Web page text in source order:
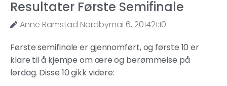
Resultater Første Semifinale
Anne Ramstad Nordbymai 6, 201421:10
Første semifinale er gjennomført, og første 10 er
klare til å kjempe om ære og berømmelse på
lørdag. Disse 10 gikk videre: